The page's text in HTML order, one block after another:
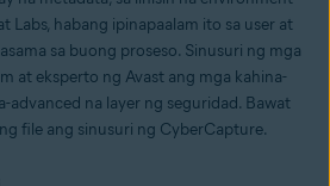
Labs, habang ipinapaalam ito sa user at
sa buong proseso. Sinusuri ng mga
at eksperto ng Avast ang mga kahina-
advanced na layer ng seguridad. Bawat
file ang sinusuri ng CyberCapture.